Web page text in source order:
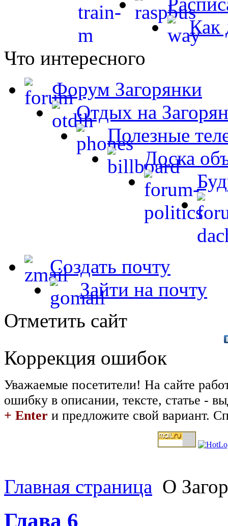
Как
Что интересного
Форум Загорянки
Отдых на
Полезные
Доска
Создать почту
Зайти на почту
Отметить сайт
Коррекция ошибок
Уважаемые посетители! На сайте
ошибку в описании, тексте, статье -
+ Enter и предложите свой вариант.
Главная страница О
Глава 6